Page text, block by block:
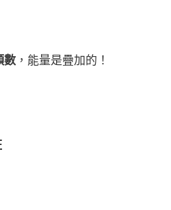
數 ，能量是疊加的！